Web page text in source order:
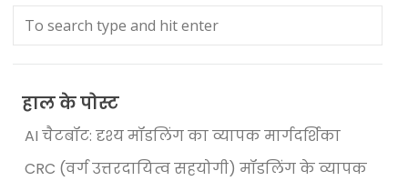
हाल के पोस्ट
AI चैटबॉट: दृश्य मॉडलिंग का व्यापक मार्गदर्शिका
CRC (वर्ग उत्तरदायित्व सहयोगी) मॉडलिंग के व्यापक